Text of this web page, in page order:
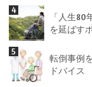
「人生
を延ばす
転倒事例
ドバイス